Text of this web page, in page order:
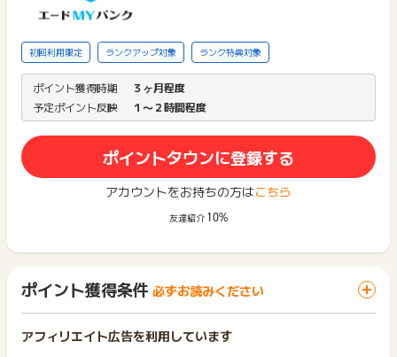
初回利用限定 ランクアップ対象 ランク特典対象
ポイント獲得時期
３ヶ月程度
予定ポイント反映
１〜２時間程度
ポイントタウンに登録する
アカウントをお持ちの方はこちら
友達紹介 10%
ポイント獲得条件 必ずお読みください
アフィリエイト広告を利用しています